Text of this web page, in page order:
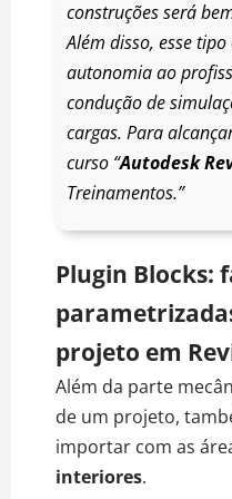
construções será
Além disso, esse
autonomia ao
condução de
cargas. Para
curso “Autodesk
Treinamentos.”
Plugin Blocks:
projeto em
Além da parte
de um projeto,
importar com as
interiores.